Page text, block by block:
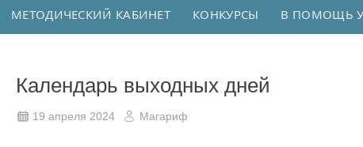
МЕТОДИЧЕСКИЙ КАБИНЕТ КОНКУРСЫ В ПОМОЩЬ
Календарь выходных дней
19 апреля 2024 Магариф